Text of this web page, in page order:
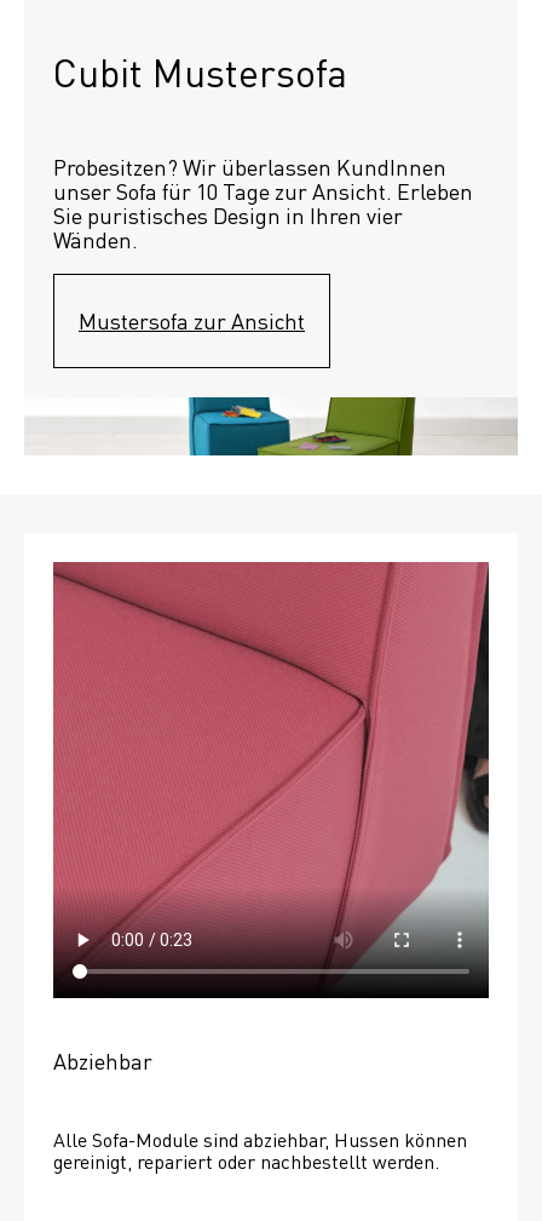
Cubit Mustersofa
Probesitzen? Wir überlassen KundInnen
unser Sofa für 10 Tage zur Ansicht. Erleben
Sie puristisches Design in Ihren vier
Wänden.
Mustersofa zur Ansicht
Abziehbar
Alle Sofa-Module sind abziehbar, Hussen können
gereinigt, repariert oder nachbestellt werden.